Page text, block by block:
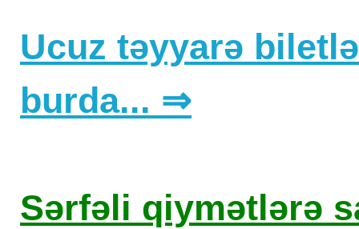
Ucuz təyyarə
burda... ⇒
Sərfəli qiymətlərə